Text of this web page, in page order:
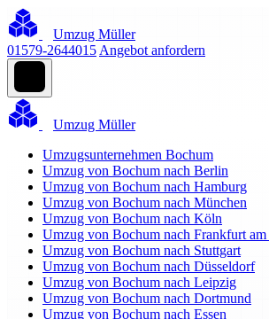
Umzug Müller
01579-2644015 Angebot anfordern
Umzug Müller
Umzugsunternehmen Bochum
Umzug von Bochum nach Berlin
Umzug von Bochum nach Hamburg
Umzug von Bochum nach München
Umzug von Bochum nach Köln
Umzug von Bochum nach Frankfurt
Umzug von Bochum nach Stuttgart
Umzug von Bochum nach Düsseldorf
Umzug von Bochum nach Leipzig
Umzug von Bochum nach Dortmund
Umzug von Bochum nach Essen